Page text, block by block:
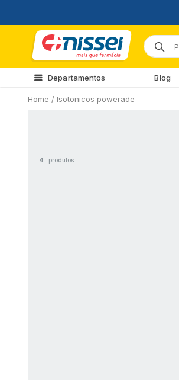
Departamentos Blog
Home / Isotonicos powerade
4 produtos